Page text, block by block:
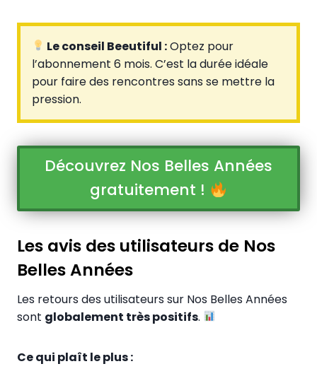
Le conseil Beeutiful :Optez pour
l’abonnement 6 mois. C’est la durée idéale
pour faire des rencontres sans se mettre la
pression.
Découvrez Nos Belles Années
gratuitement !
Les avis des utilisateurs de Nos
Belles Années
Les retours des utilisateurs sur Nos Belles Années
sont globalement très positifs.
Ce qui plaît le plus :